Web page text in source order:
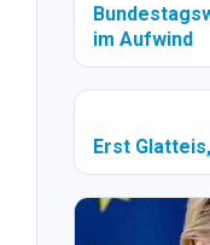
im Aufwind
Erst